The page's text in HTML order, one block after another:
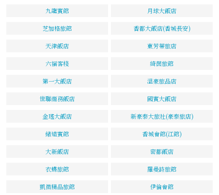
九龍賓館 月球大飯店
芝加格旅館 香都大飯店(香城長安)
天津飯店 東芳蒂旅店
六福客棧 綺茵旅館
第一大飯店 溫豪旅品店
世聯商務飯店 國賓大飯店
金瑤大飯店 新豪泰大旅社(豪泰旅店)
緒遠賓館 香城會館(江館)
大新飯店 密都飯店
衣蝶旅館 羅曼詩旅館
凱微精品旅館 伊倫會館